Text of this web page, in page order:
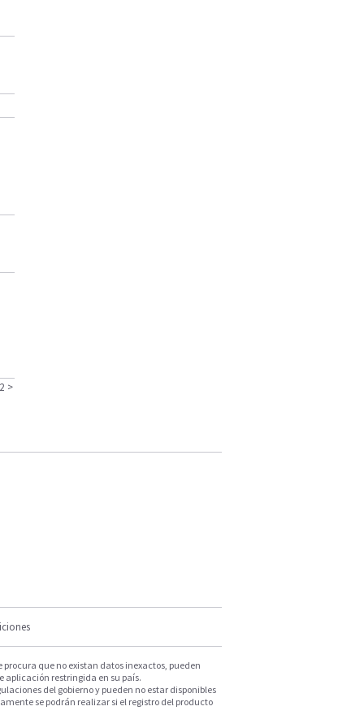
>
que no existan datos inexactos, pueden
aplicación restringida en su país.
del gobierno y pueden no estar disponibles
se podrán realizar si el registro del producto